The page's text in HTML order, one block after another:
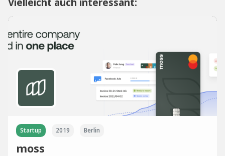
Startup 2019 Berlin
moss